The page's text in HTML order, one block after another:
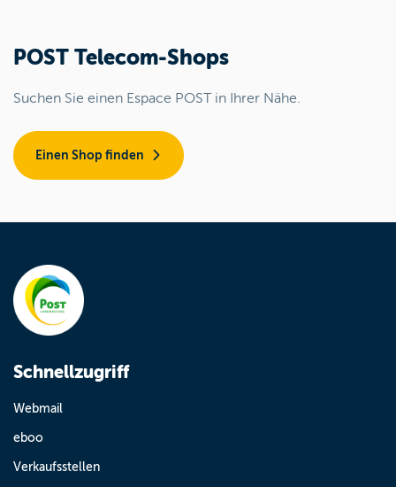
POST Telecom-Shops
Suchen Sie einen Espace POST in Ihrer Nähe.
Einen Shop finden
Schnellzugriff
Webmail
eboo
Verkaufsstellen